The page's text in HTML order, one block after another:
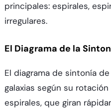
principales: espirales,
irregulares.
El Diagrama de la
El diagrama de sintonía
galaxias según su rotación
espirales, que giran